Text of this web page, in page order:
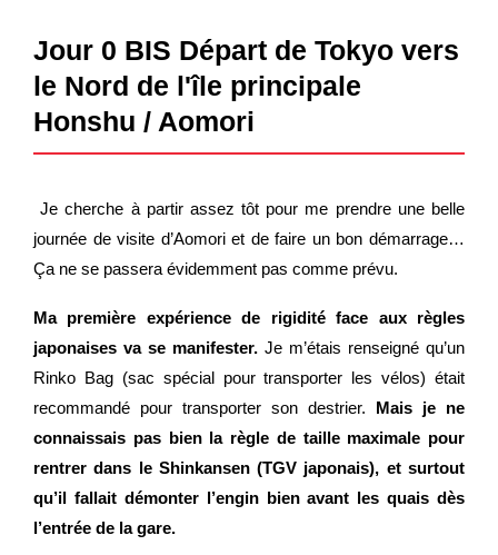
Jour 0 BIS Départ de Tokyo vers
le Nord de l'île principale
Honshu / Aomori
Je cherche à partir assez tôt pour me prendre une belle
journée de visite d’Aomori et de faire un bon démarrage…
Ça ne se passera évidemment pas comme prévu.
Ma première expérience de rigidité face aux règles
japonaises va se manifester. Je m’étais renseigné qu’un
Rinko Bag (sac spécial pour transporter les vélos) était
recommandé pour transporter son destrier. Mais je ne
connaissais pas bien la règle de taille maximale pour
rentrer dans le Shinkansen (TGV japonais), et surtout
qu’il fallait démonter l’engin bien avant les quais dès
l’entrée de la gare.